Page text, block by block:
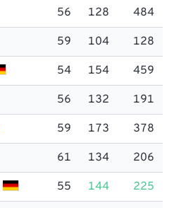
56 128 484
59 104 128
54 154 459
56 132 191
59 173 378
61 134 206
55 144 225